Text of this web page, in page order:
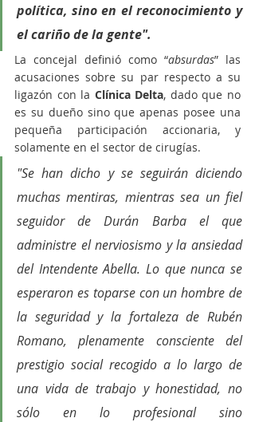
política, sino en el reconocimiento y
el cariño de la gente".
La concejal definió como “absurdas” las
acusaciones sobre su par respecto a su
ligazón con la Clínica Delta, dado que no
es su dueño sino que apenas posee una
pequeña participación accionaria, y
solamente en el sector de cirugías.
"Se han dicho y se seguirán diciendo
muchas mentiras, mientras sea un fiel
seguidor de Durán Barba el que
administre el nerviosismo y la ansiedad
del Intendente Abella. Lo que nunca se
esperaron es toparse con un hombre de
la seguridad y la fortaleza de Rubén
Romano, plenamente consciente del
prestigio social recogido a lo largo de
una vida de trabajo y honestidad, no
sólo en lo profesional sino